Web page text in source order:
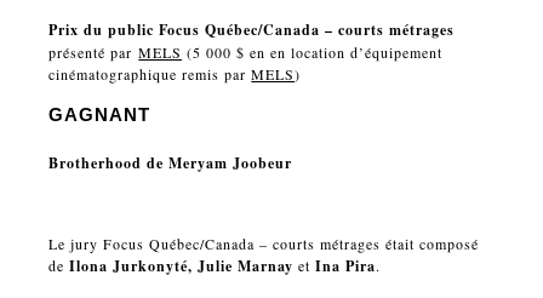
Prix du public Focus Québec/Canada – courts métrages
présenté parMELS (5 000 $ en en location d’équipement
cinématographique remis parMELS)
GAGNANT
Brotherhoodde Meryam Joobeur
Le jury Focus Québec/Canada – courts métrages était composé
deIlona Jurkonyté, Julie Marnayet Ina Pira.